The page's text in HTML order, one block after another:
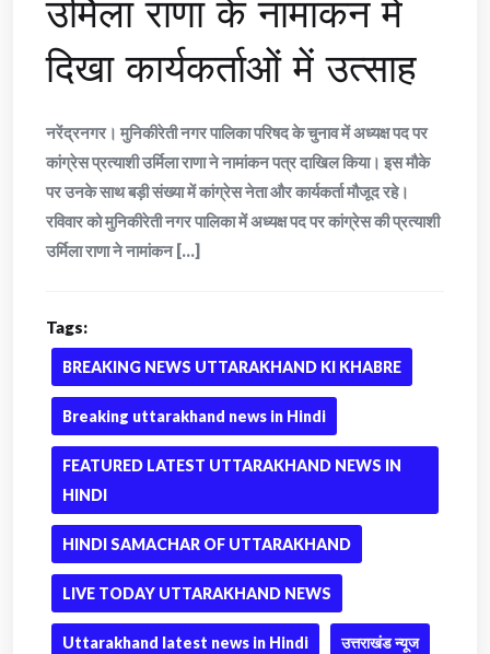
उर्मिला राणा के नामांकन में
दिखा कार्यकर्ताओं में उत्साह
नरेंद्रनगर। मुनिकीरेती नगर पालिका परिषद के चुनाव में अध्यक्ष पद पर
कांग्रेस प्रत्याशी उर्मिला राणा ने नामांकन पत्र दाखिल किया। इस मौके
पर उनके साथ बड़ी संख्या में कांग्रेस नेता और कार्यकर्ता मौजूद रहे।
रविवार को मुनिकीरेती नगर पालिका में अध्यक्ष पद पर कांग्रेस की प्रत्याशी
उर्मिला राणा ने नामांकन [...]
Tags:
BREAKING NEWS UTTARAKHAND KI KHABRE
Breaking uttarakhand news in Hindi
FEATURED LATEST UTTARAKHAND NEWS IN
HINDI
HINDI SAMACHAR OF UTTARAKHAND
LIVE TODAY UTTARAKHAND NEWS
Uttarakhand latest news in Hindi उत्तराखंड न्यूज